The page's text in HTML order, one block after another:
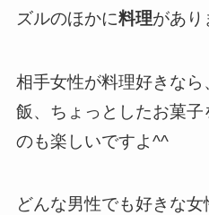
ズルのほかに料理があり
相手女性が料理好きな
飯、ちょっとしたお菓
のも楽しいですよ^^
どんな男性でも好きな